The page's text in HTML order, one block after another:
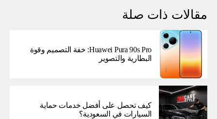
مقالات ذات صلة
Huawei Pura 90s Pro: خفة التصميم وقوة
البطارية والتصوير
كيف تحصل على أفضل خدمات حماية
السيارات في السعودية؟